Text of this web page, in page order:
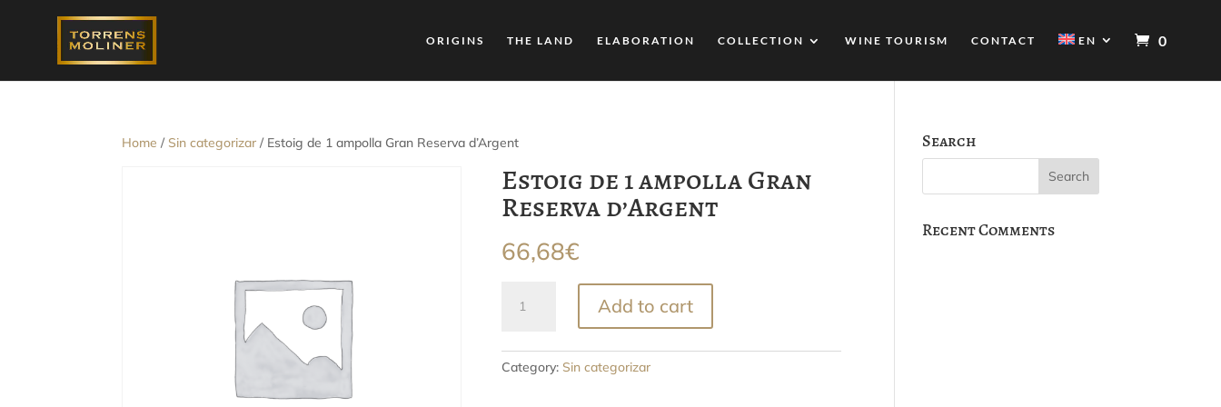
ORIGINS THE LAND ELABORATION COLLECTION WINE TOURISM CONTACT EN 0
Home / Sin categorizar / Estoig de 1 ampolla Gran Reserva d’Argent
Estoig de 1 ampolla Gran
Reserva d’Argent
66,68€
ampolla
Gran
Add to cart
Category: Sin categorizar
Search
Recent Comments